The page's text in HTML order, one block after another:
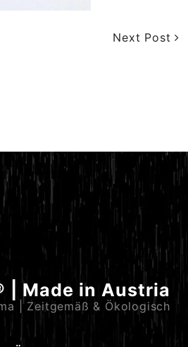
Next Post
| Made in Austria
| Zeitgemäß & Ökologisch